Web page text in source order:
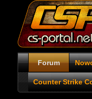
Forum
Counter Strike